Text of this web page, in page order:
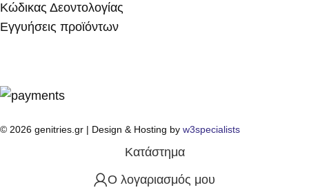
Κώδικας Δεοντολογίας
Εγγυήσεις προϊόντων
© 2026 genitries.gr | Design & Hosting by w3specialists
Κατάστημα
Ο λογαριασμός μου